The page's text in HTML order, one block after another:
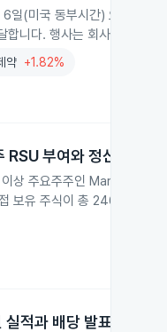
(미국 동부시간) 오후 4시
합니다. 행사는 회사 웹사이
약 +1.82%
부여와 정산
상 주요주주인 Marshall
보유 주식이 총 246,523주
적과 배당 발표